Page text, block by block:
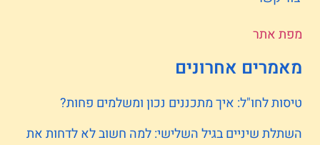
מפת אתר
מאמרים אחרונים
טיסות לחו"ל: איך מתכננים נכון ומשלמים פחות?
השתלת שיניים בגיל השלישי: למה חשוב לא לדחות את